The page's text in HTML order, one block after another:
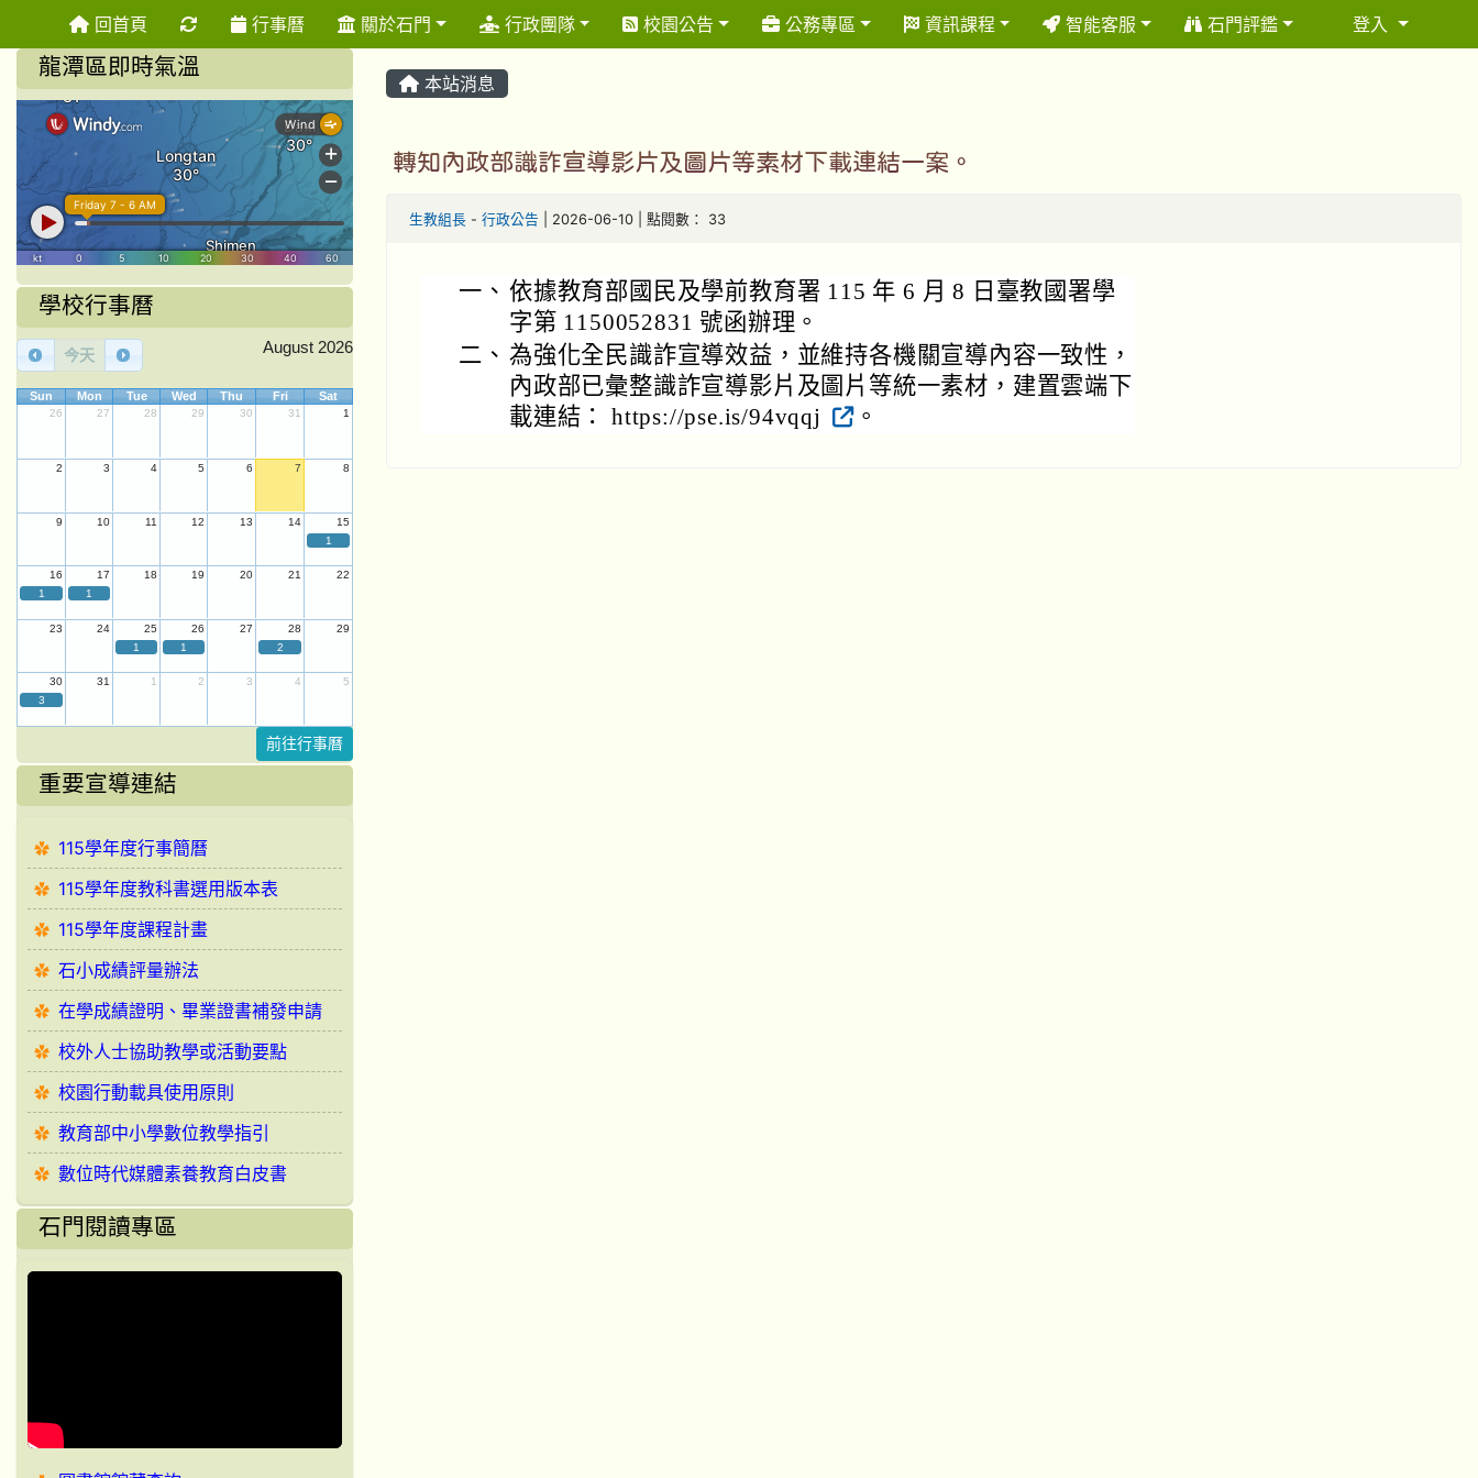
回首頁 重新取得佈景設定
行事曆 關於石門 行政團隊 校園公告 公務專區 資訊課程 智能客服 石門評鑑 登入
本站消息
轉知內政部識詐宣導影片及圖片等素材下載連結一案。
生教組長 - 行政公告 | 2026-06-10 | 點閱數： 33
一、 依據教育部國民及學前教育署 115 年 6 月 8 日臺教國署學
字第 1150052831 號函辦理。
二、 為強化全民識詐宣導效益，並維持各機關宣導內容一致性，
內政部已彙整識詐宣導影片及圖片等統一素材，建置雲端下
載連結： https://pse.is/94vqqj
。
龍潭區即時氣溫
學校行事曆
今天 August 2026
Sun Mon Tue Wed Thu Fri Sat
26 27 28 29 30 31 1
2 3 4 5 6 7 8
9 10 11 12 13 14
15
1
16 17 18 19 20 21
22
1
1
23 24 25 26 27 28
29
1
1 2
30 31 1 2 3 4
5
3
前往行事曆
重要宣導連結
115學年度行事簡曆
115學年度教科書選用版本表
115學年度課程計畫
石小成績評量辦法
在學成績證明、畢業證書補發申請
校外人士協助教學或活動要點
校園行動載具使用原則
教育部中小學數位教學指引
數位時代媒體素養教育白皮書
石門閱讀專區